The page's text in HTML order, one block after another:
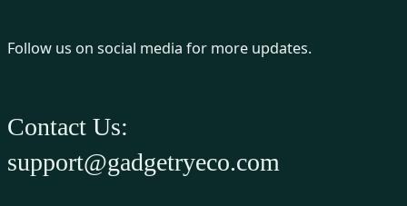
Follow us on social media for more updates.
Contact Us:
support@gadgetryeco.com